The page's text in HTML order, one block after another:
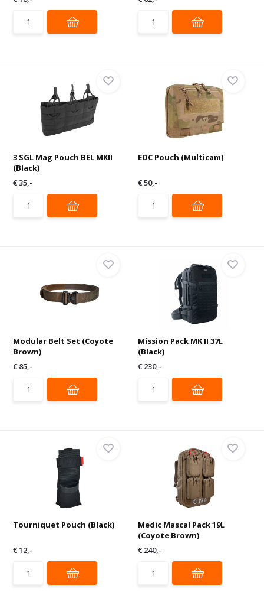
3 SGL Mag Pouch BEL MKII
(Black)
€ 35,-
EDC Pouch (Multicam)
€ 50,-
Modular Belt Set (Coyote
Brown)
€ 85,-
Mission Pack MK II 37L
(Black)
€ 230,-
Tourniquet Pouch (Black)
€ 12,-
Medic Mascal Pack 19L
(Coyote Brown)
€ 240,-